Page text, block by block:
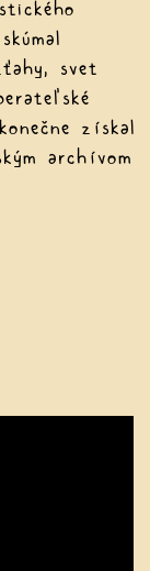
svet
získal
archívom